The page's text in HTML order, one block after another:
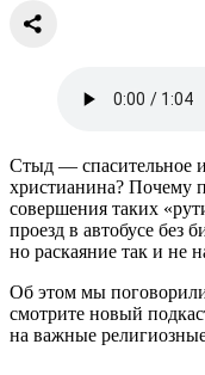
Стыд — спасительное
христианина? Почему
совершения таких
проезд в автобусе без
но раскаяние так и не
Об этом мы
смотрите новый
на важные